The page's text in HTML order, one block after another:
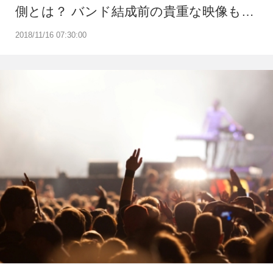
2018/11/16 07:30:00
側とは？ バンド結成前の貴重な映像も…